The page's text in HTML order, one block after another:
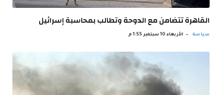
القاهرة تتضامن مع الدوحة وتطالب بمحاسبة إسرائيل
سياسة الأربعاء 10 سبتمبر 1:55 م